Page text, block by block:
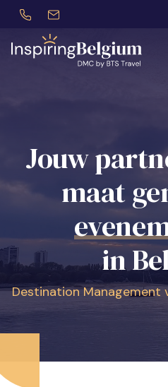
+32 (0)479 30 77 62
Jouw
maat
in
Destination Management